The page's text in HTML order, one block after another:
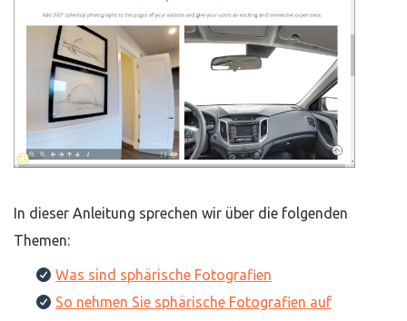
In dieser Anleitung sprechen wir über die folgenden
Themen:
Was sind sphärische Fotografien
So nehmen Sie sphärische Fotografien auf